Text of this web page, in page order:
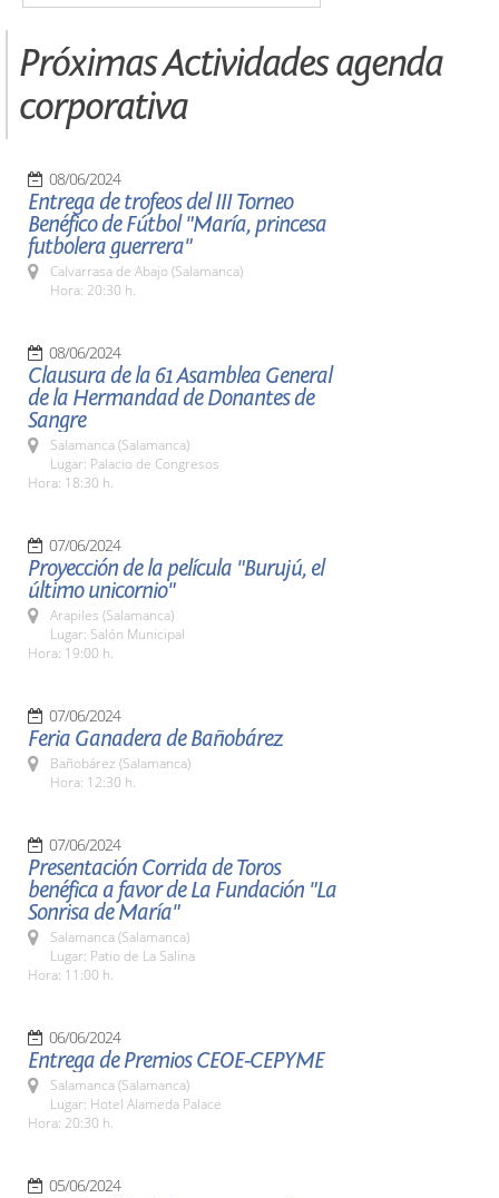
Próximas Actividades agenda
corporativa
08/06/2024
Entrega de trofeos del III Torneo
Benéfico de Fútbol "María, princesa
futbolera guerrera"
Calvarrasa de Abajo (Salamanca)
Hora: 20:30 h.
08/06/2024
Clausura de la 61 Asamblea General
de la Hermandad de Donantes de
Sangre
Salamanca (Salamanca)
Lugar: Palacio de Congresos
Hora: 18:30 h.
07/06/2024
Proyección de la película "Burujú, el
último unicornio"
Arapiles (Salamanca)
Lugar: Salón Municipal
Hora: 19:00 h.
07/06/2024
Feria Ganadera de Bañobárez
Bañobárez (Salamanca)
Hora: 12:30 h.
07/06/2024
Presentación Corrida de Toros
benéfica a favor de La Fundación "La
Sonrisa de María"
Salamanca (Salamanca)
Lugar: Patio de La Salina
Hora: 11:00 h.
06/06/2024
Entrega de Premios CEOE-CEPYME
Salamanca (Salamanca)
Lugar: Hotel Alameda Palace
Hora: 20:30 h.
05/06/2024